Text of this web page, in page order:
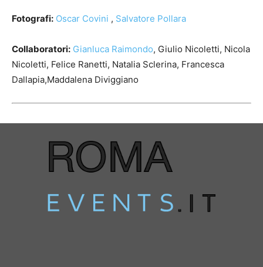
Fotografi: Oscar Covini , Salvatore Pollara
Collaboratori: Gianluca Raimondo, Giulio Nicoletti, Nicola
Nicoletti, Felice Ranetti, Natalia Sclerina, Francesca
Dallapia,Maddalena Diviggiano